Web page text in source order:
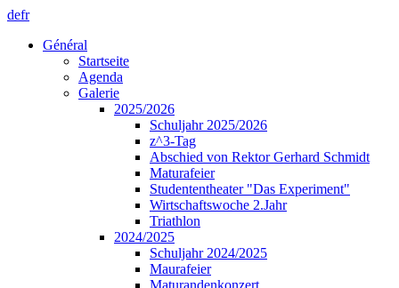
defr
Général
Startseite
Agenda
Galerie
2025/2026
Schuljahr 2025/2026
z^3-Tag
Abschied von Rektor Gerhard Schmidt
Maturafeier
Studententheater "Das Experiment"
Wirtschaftswoche 2.Jahr
Triathlon
2024/2025
Schuljahr 2024/2025
Maurafeier
Maturandenkonzert